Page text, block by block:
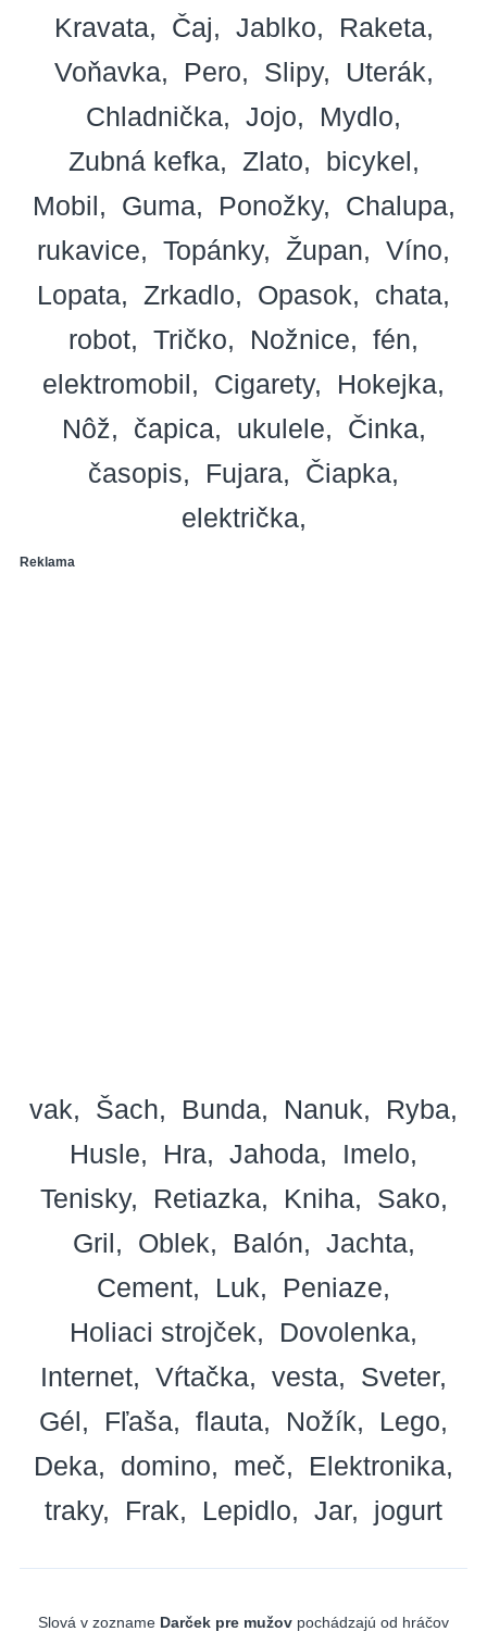
Kravata
Čaj Jablko
Raketa
Voňavka
Pero Slipy
Uterák
Chladnička
Jojo
Mydlo
Zubná kefka
Zlato
bicykel
Mobil
Guma Ponožky
Chalupa
rukavice
Topánky Župan
Víno
Lopata
Zrkadlo Opasok
chata
robot
Tričko Nožnice
fén
elektromobil
Cigarety
Hokejka
Nôž
čapica ukulele
Činka
časopis
Fujara
Čiapka
električka
Reklama
vak Šach Bunda Nanuk
Ryba
Husle
Hra Jahoda
Imelo
Tenisky
Retiazka Kniha
Sako
Gril
Oblek Balón
Jachta
Cement
Luk
Peniaze
Holiaci strojček
Dovolenka
Internet
Vŕtačka vesta
Sveter
Gél
Fľaša flauta Nožík
Lego
Deka
domino meč
Elektronika
traky
Frak Lepidlo Jar jogurt
Slová v zozname Darček pre mužov pochádzajú od hráčov